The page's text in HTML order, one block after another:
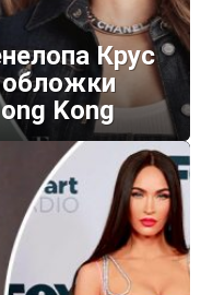
Крус
Kong